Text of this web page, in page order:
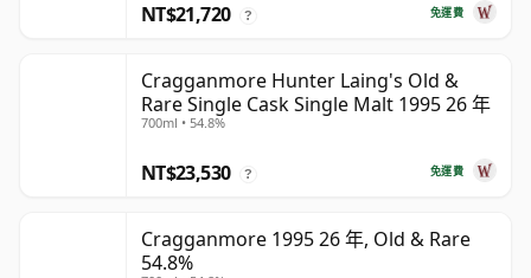
免運費
NT$21,720 ?
Cragganmore Hunter Laing's Old &
Rare Single Cask Single Malt 1995 26 年
700ml • 54.8%
免運費
NT$23,530 ?
Cragganmore 1995 26 年, Old & Rare
54.8%